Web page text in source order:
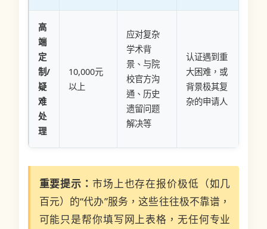
高
端
定
制/
疑
难
处
理
10,000元
以上
应对复杂
学术背
景、与院
校官方沟
通、历史
遗留问题
解决等
认证遇到重
大困难，或
背景极其复
杂的申请人
重要提示： 市场上也存在报价极低（如几
百元）的“代办”服务，这些往往极不靠谱，
可能只是帮你填写网上表格，无任何专业